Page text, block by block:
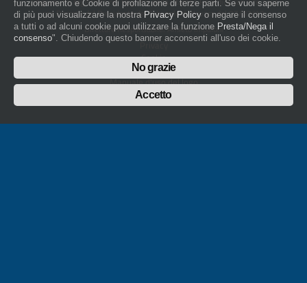
con Decreto del Presidente del Tribunale di Novara del 07/03/13
Direttore Responsabile: Amleto Impaloni
Privacy
Cookie
Whistleblowing
Manuale d'uso del logo
Policy sulla Parità di genere
funzionamento e Cookie di profilazione di terze parti. Se vuoi saperne
di più puoi visualizzare la nostra Privacy Policy o negare il consenso
a tutti o ad alcuni cookie puoi utilizzare la funzione Presta/Nega il
consenso". Chiudendo questo banner acconsenti all'uso dei cookie.
No grazie
Accetto